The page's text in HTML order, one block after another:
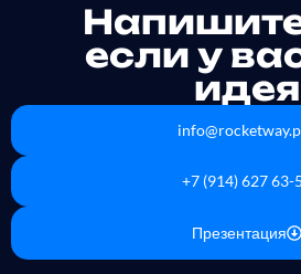
если у
идея
+7 (914) 627 63-
Презентация